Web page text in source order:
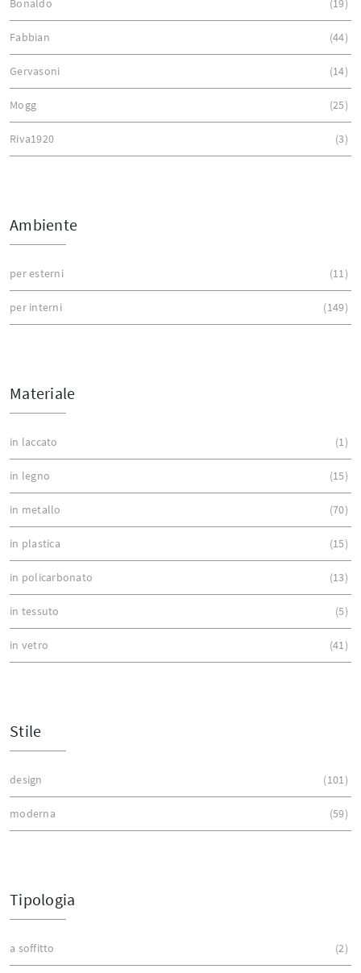
Bonaldo 19
Fabbian 44
Gervasoni 14
Mogg 25
Riva1920 3
Ambiente
per esterni 11
per interni 149
Materiale
in laccato 1
in legno 15
in metallo 70
in plastica 15
in policarbonato 13
in tessuto 5
in vetro 41
Stile
design 101
moderna 59
Tipologia
a soffitto 2